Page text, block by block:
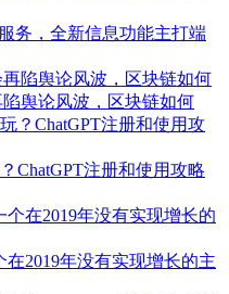
务，全新信息功能主打端
舆论风波，区块链如何
ChatGPT注册和使用攻略
2019年没有实现增长的主